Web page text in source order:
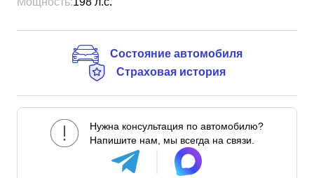
Состояние автомобиля
Страховая история
Нужна консультация по автомобилю?
Напишите нам, мы всегда на связи.